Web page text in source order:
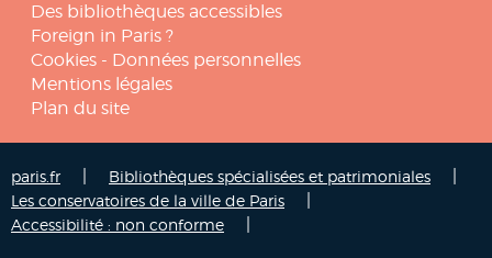
Des bibliothèques accessibles
Foreign in Paris ?
Cookies - Données personnelles
Mentions légales
Plan du site
paris.fr Bibliothèques spécialisées et patrimoniales
Les conservatoires de la ville de Paris
Accessibilité : non conforme